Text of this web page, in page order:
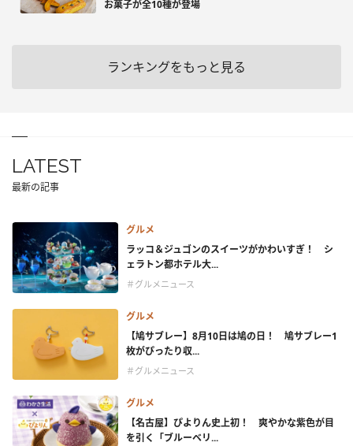
お菓子が全10種が登場
ランキングをもっと見る
LATEST
最新の記事
グルメ
ラッコ＆ジュゴンのスイーツがかわいすぎ！ シ
ェラトン都ホテル大...
＃グルメニュース
グルメ
【鳩サブレー】8月10日は鳩の日！ 鳩サブレー1
枚がぴったり収...
＃グルメニュース
グルメ
【名古屋】ぴよりん史上初！ 爽やかな紫色が目
を引く「ブルーベリ...